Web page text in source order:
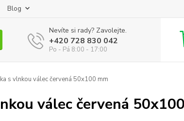
Blog
Nevíte si rady? Zavolejte.
+420 728 830 042
Po - Pá 8:00 - 17:00
s vlnkou válec červená 50x100 mm
válec červená